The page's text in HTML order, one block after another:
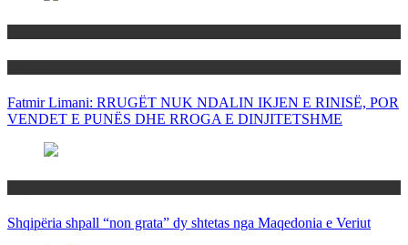
Fatmir Limani: RRUGËT NUK NDALIN IKJEN E RINISË, POR
VENDET E PUNËS DHE RROGA E DINJITETSHME
Shqipëria shpall “non grata” dy shtetas nga Maqedonia e Veriut